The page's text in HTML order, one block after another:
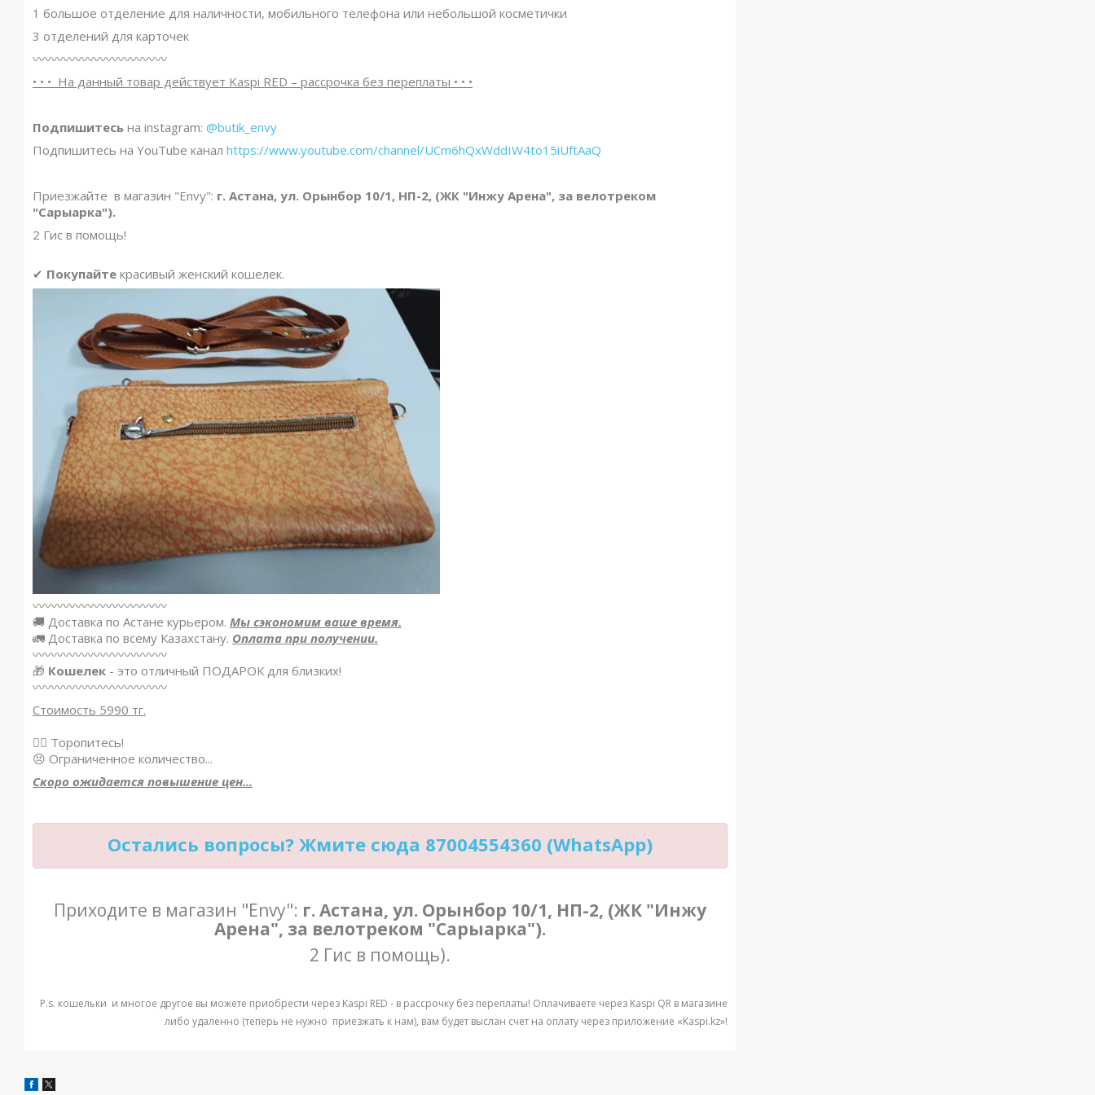
1 большое отделение для наличности, мобильного телефона или небольшой косметички
3 отделений для карточек
〰〰〰〰〰〰〰〰〰〰〰
• • • На данный товар действует Kaspi RED – рассрочка без переплаты • • •
Подпишитесь на instagram: @butik_envy
Подпишитесь на YouTube канал https://www.youtube.com/channel/UCm6hQxWddIW4to15iUftAaQ
Приезжайте в магазин "Envy": г. Астана, ул. Орынбор 10/1, НП-2, (ЖК "Инжу Арена", за велотреком
"Сарыарка").
2 Гис в помощь!
✔ Покупайте красивый женский кошелек.
〰️〰️〰️〰️〰️〰️〰️〰️〰️〰️〰️
🚚 Доставка по Астане курьером. Мы сэкономим ваше время.
🚛 Доставка по всему Казахстану. Оплата при получении.
〰〰〰〰〰〰〰〰〰〰〰
🎁 Кошелек - это отличный ПОДАРОК для близких!
〰〰〰〰〰〰〰〰〰〰〰
Стоимость 5990 тг.
🏃‍♀️ Торопитесь!
😣 Ограниченное количество...
Скоро ожидается повышение цен...
Остались вопросы? Жмите сюда 87004554360 (WhatsApp)
Приходите в магазин "Envy": г. Астана, ул. Орынбор 10/1, НП-2, (ЖК "Инжу
Арена", за велотреком "Сарыарка").
2 Гис в помощь).
P.s. кошельки и многое другое вы можете приобрести через Kaspi RED - в рассрочку без переплаты! Оплачиваете через Kaspi QR в магазине
либо удаленно (теперь не нужно приезжать к нам), вам будет выслан счет на оплату через приложение «Kaspi.kz»!